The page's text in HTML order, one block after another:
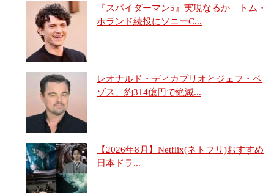
『スパイダーマン5』実現なるか トム・
ホランド続投にソニーC...
レオナルド・ディカプリオとジェフ・ベ
ゾス、約314億円で絶滅...
【2026年8月】Netflix(ネトフリ)おすすめ
日本ドラ...